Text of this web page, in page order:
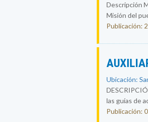
Descripción
Misión del
Publicación:
Ubicación:
las guías de
Publicación: